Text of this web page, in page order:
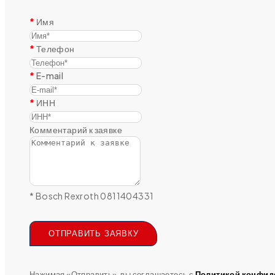
Имя
Телефон
E-mail
ИНН
Комментарий к заявке
* Bosch Rexroth 0811404331
ОТПРАВИТЬ ЗАЯВКУ